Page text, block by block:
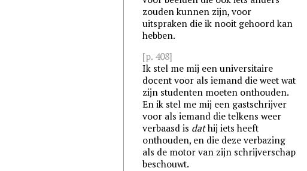
zouden kunnen zijn, voor
uitspraken die ik nooit gehoord kan
hebben.
[p. 408]
Ik stel me mij een universitaire
docent voor als iemand die weet wat
zijn studenten moeten onthouden.
En ik stel me mij een gastschrijver
voor als iemand die telkens weer
verbaasd is dathij iets heeft
onthouden, en die deze verbazing
als de motor van zijn schrijverschap
beschouwt.